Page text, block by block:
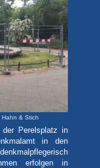
& Stich
der Perelsplatz in
in den
erfolgen in